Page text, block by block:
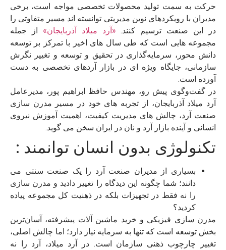
حرکت به سمت تولید محصولات تخصصی مواجه است، برخی
مدیران با رویکردهای نوین مدیریتی توانسته‌ اند مسیر متفاوتی را
در این صنعت ترسیم کنند. «آرد میلاد آذربایجان» از جمله
مجموعه‌ هایی است که طی سال‌ های اخیر با تمرکز بر توسعه
دانش‌ محور، سرمایه‌گذاری در تحقیق و توسعه و تغییر نگرش
سازمانی، جایگاه ویژه‌ ای در بازار آردهای تخصصی به دست
آورده است.
در گفت‌وگوی پیش رو، مهندس حافظ ابراهیم‌ پور، مدیرعامل
آرد میلاد آذربایجان، از تجربه‌ های خود در مسیر مدرن‌ سازی
صنعت آرد، چالش‌ های مدیریت کیفیت، اهمیت آموزش نیروی
انسانی و آینده بازار آرد و نان در ایران سخن می‌ گوید.
تکنولوژی بدون انسان توانمند :
بسیاری از مدیران صنعت آرد را یک صنعت سنتی می‌
دانند؛ شما چگونه این دیدگاه را تغییر دادید و مدرن‌ سازی
را نه فقط در تجهیزات بلکه در ذهنیت کل مجموعه پیاده
کردید؟
مدرن‌ سازی فیزیکی و خرید ماشین‌ آلات پیشرفته، آسان‌ترین
بخش توسعه است که تنها به سرمایه نیاز دارد؛ اما چالش اصلی،
تغییر چارچوب ذهنی سازمان است. در آرد میلاد، آرد را نه